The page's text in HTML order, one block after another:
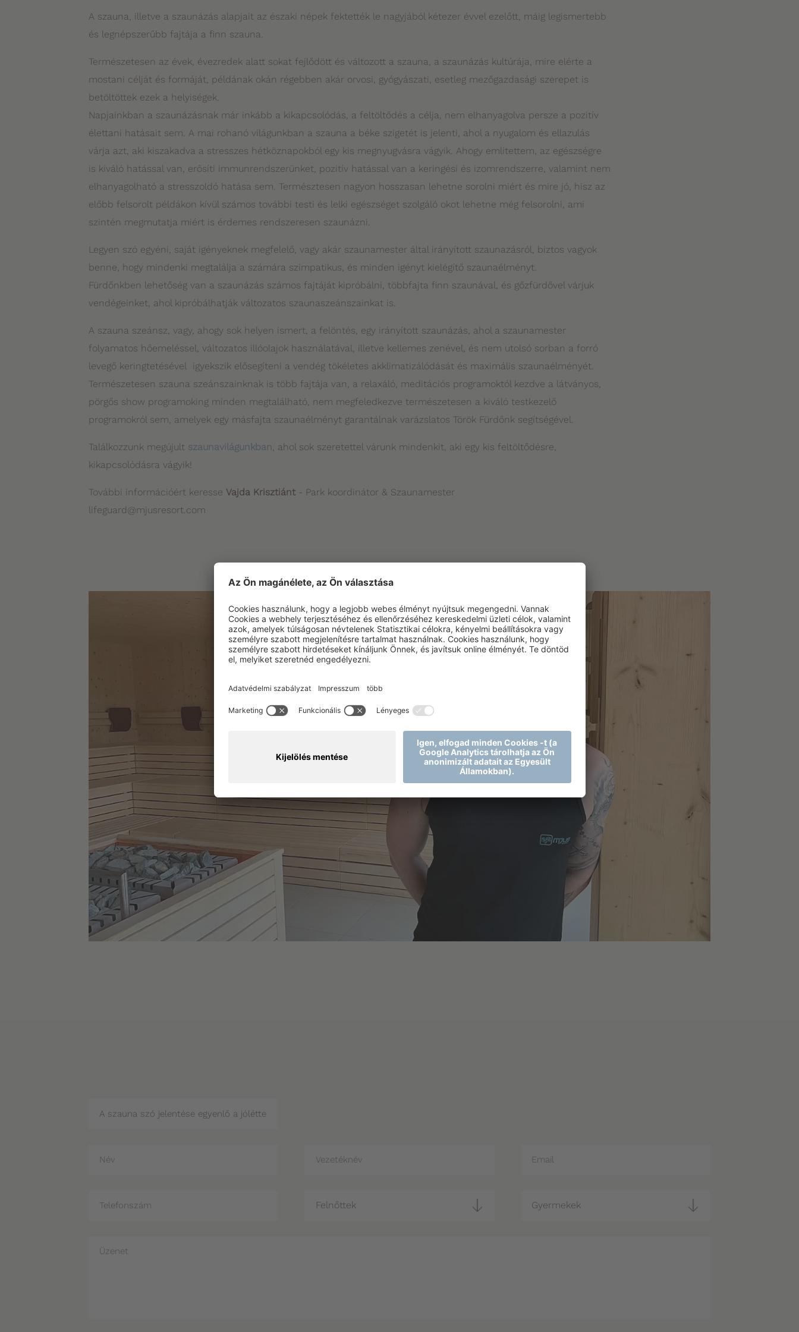
A szauna, illetve a szaunázás alapjait az északi népek fektették le nagyjából kétezer évvel ezelőtt, máig legismertebb
és legnépszerűbb fajtája a finn szauna.
Természetesen az évek, évezredek alatt sokat fejlődött és változott a szauna, a szaunázás kultúrája, mire elérte a
mostani célját és formáját, példának okán régebben akár orvosi, gyógyászati, esetleg mezőgazdasági szerepet is
betöltöttek ezek a helyiségek.
Napjainkban a szaunázásnak már inkább a kikapcsolódás, a feltöltődés a célja, nem elhanyagolva persze a pozitív
élettani hatásait sem. A mai rohanó világunkban a szauna a béke szigetét is jelenti, ahol a nyugalom és ellazulás
várja azt, aki kiszakadva a stresszes hétköznapokból egy kis megnyugvásra vágyik. Ahogy említettem, az egészségre
is kiváló hatással van, erősíti immunrendszerünket, pozitív hatással van a keringési és izomrendszerre, valamint nem
elhanyagolható a stresszoldó hatása sem. Természtesen nagyon hosszasan lehetne sorolni miért és mire jó, hisz az
előbb felsorolt példákon kívül számos további testi és lelki egészséget szolgáló okot lehetne még felsorolni, ami
szintén megmutatja miért is érdemes rendszeresen szaunázni.
Legyen szó egyéni, saját igényeknek megfelelő, vagy akár szaunamester által irányított szaunazásról, biztos vagyok
benne, hogy mindenki megtalálja a számára szimpatikus, és minden igényt kielégítő szaunaélményt.
Fürdőnkben lehetőség van a szaunázás számos fajtáját kipróbálni, többfajta finn szaunával, és gőzfürdővel várjuk
vendégeinket, ahol kipróbálhatják változatos szaunaszeánszainkat is.
A szauna szeánsz, vagy, ahogy sok helyen ismert, a felöntés, egy irányított szaunázás, ahol a szaunamester
folyamatos hőemeléssel, változatos illóolajok használatával, illetve kellemes zenével, és nem utolsó sorban a forró
levegő keringtetésével igyekszik elősegíteni a vendég tökéletes akklimatizálódását és maximális szaunaélményét.
Természetesen szauna szeánszainknak is több fajtája van, a relaxáló, meditációs programoktól kezdve a látványos,
pörgős show programoking minden megtalálható, nem megfeledkezve természetesen a kiváló testkezelő
programokról sem, amelyek egy másfajta szaunaélményt garantálnak varázslatos Török Fürdőnk segítségével.
Találkozzunk megújult szaunavilágunkban, ahol sok szeretettel várunk mindenkit, aki egy kis feltöltődésre,
kikapcsolódásra vágyik!
További információért keresse Vajda Krisztiánt - Park koordinátor & Szaunamester
lifeguard@mjusresort.com